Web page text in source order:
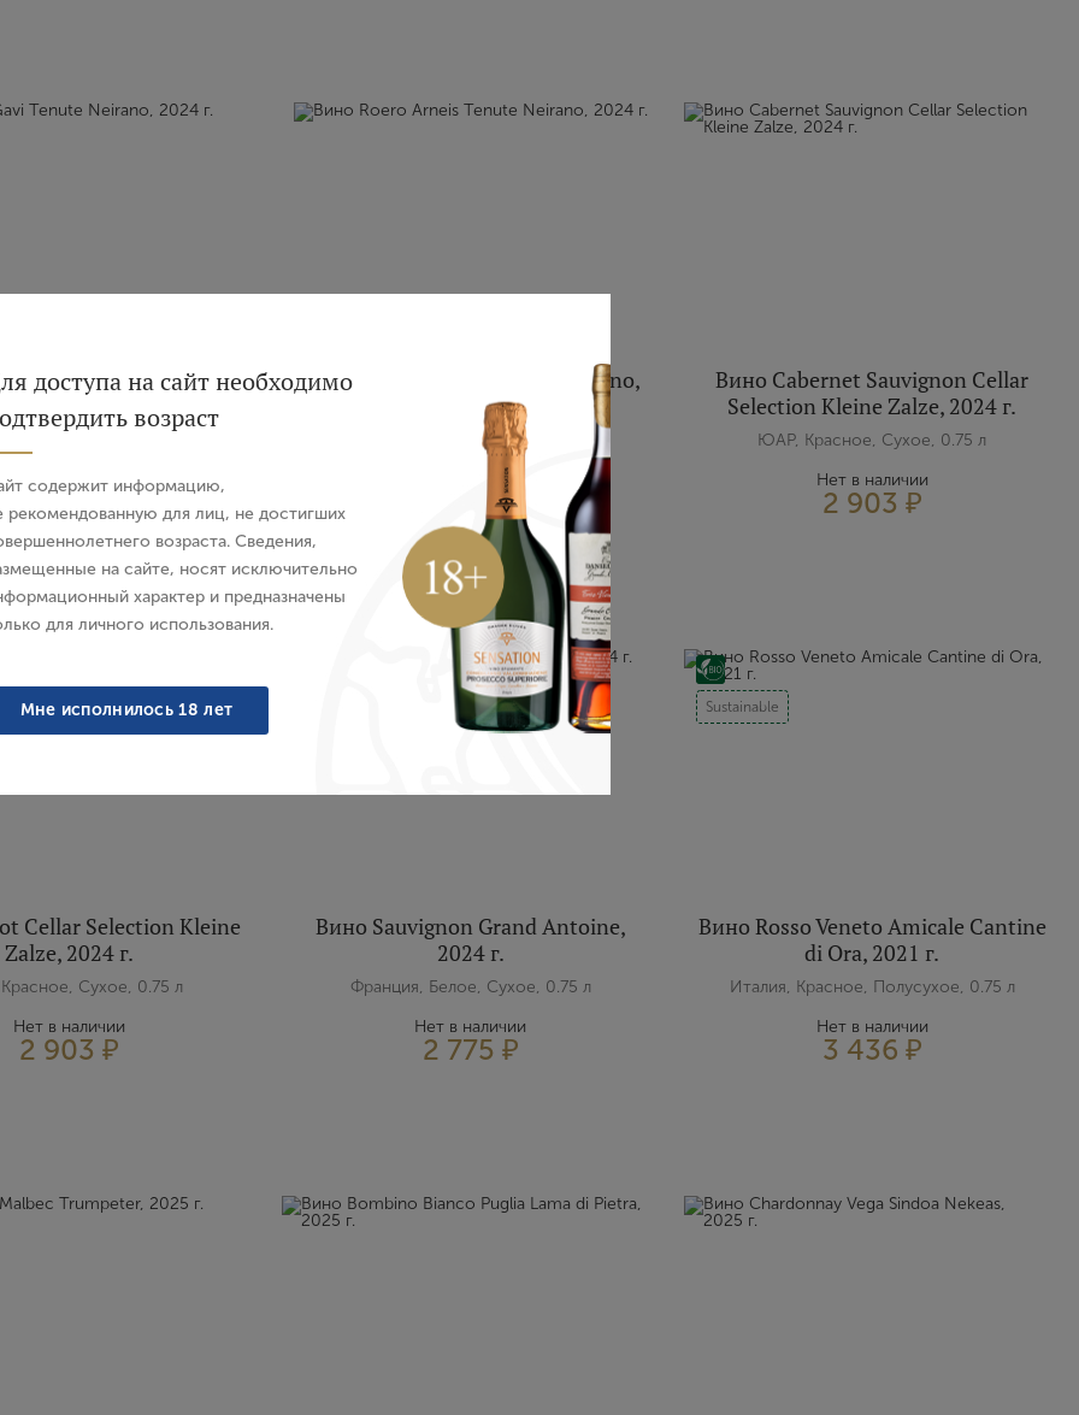
Neirano, 2024 г.
Белое, Сухое, 0.75 л
Нет в наличии
3 883 ₽
Вино Roero Arneis Tenute Neirano,
2024 г.
Италия, Белое, Сухое, 0.75 л
Нет в наличии
3 640 ₽
Вино Cabernet Sauvignon Cellar
Selection Kleine Zalze, 2024 г.
ЮАР, Красное, Сухое, 0.75 л
Нет в наличии
2 903 ₽
Cellar Selection Kleine
Zalze, 2024 г.
Сухое, 0.75 л
Нет в наличии
2 903 ₽
Вино Sauvignon Grand Antoine,
2024 г.
Франция, Белое, Сухое, 0.75 л
Нет в наличии
2 775 ₽
Sustainable
Вино Rosso Veneto Amicale Cantine
di Ora, 2021 г.
Италия, Красное, Полусухое, 0.75 л
Нет в наличии
3 436 ₽
доступа на сайт необходимо
возраст
содержит информацию,
рекомендованную для лиц, не достигших
возраста. Сведения,
на сайте, носят исключительно
характер и предназначены
для личного использования.
Мне исполнилось 18 лет
Авторизация
Пароль
Забыли пароль?
Имя
E-mail
Зарегистрироваться